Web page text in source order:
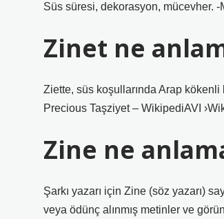
Süs süresi, dekorasyon, mücevher. -
Zinet ne
Ziette, süs koşullarında Arap
Precious Taşziyet – WikipediAVI
Zine ne
Şarkı yazarı için Zine (söz yazarı)
veya ödünç alınmış metinler ve